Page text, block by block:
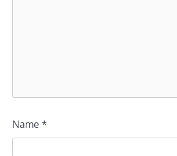
Name *